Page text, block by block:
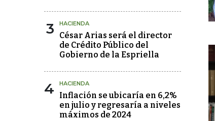
3 HACIENDA
César Arias será el director
de Crédito Público del
Gobierno de la Espriella
4 HACIENDA
Inflación se ubicaría en 6,2%
en julio y regresaría a niveles
máximos de 2024